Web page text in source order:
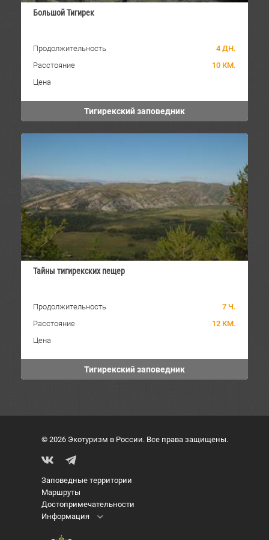
Большой Тигирек
Продолжительность
4 ДН.
Расстояние
10 КМ.
Цена
Тигирекский заповедник
Тайны тигирекских пещер
Продолжительность
7 Ч.
Расстояние
12 КМ.
Цена
Тигирекский заповедник
© 2026 Экотуризм в России. Все права защищены.
Заповедные территории
Маршруты
Достопримечательности
Информация